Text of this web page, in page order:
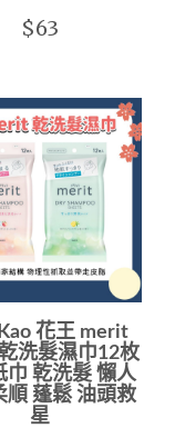
$63
花王 merit
洗髮濕巾12枚
巾 乾洗髮 懶人
順 蓬鬆 油頭救
星